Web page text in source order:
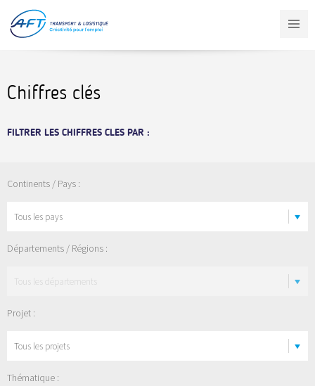
contenu
principal
Chiffres clés
FILTRER LES CHIFFRES CLES PAR :
Continents / Pays :
Départements / Régions :
Projet :
Thématique :